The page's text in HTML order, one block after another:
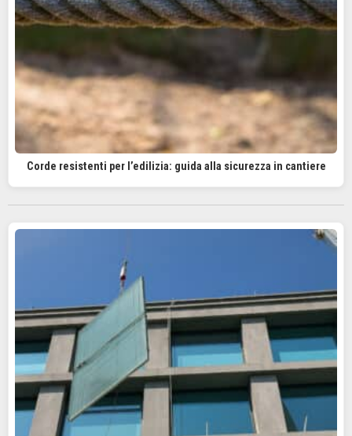
Corde resistenti per l’edilizia: guida alla sicurezza in cantiere